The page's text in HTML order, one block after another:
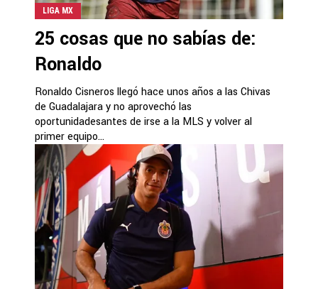
LIGA MX
25 cosas que no sabías de:
Ronaldo
Ronaldo Cisneros llegó hace unos años a las Chivas
de Guadalajara y no aprovechó las
oportunidadesantes de irse a la MLS y volver al
primer equipo...